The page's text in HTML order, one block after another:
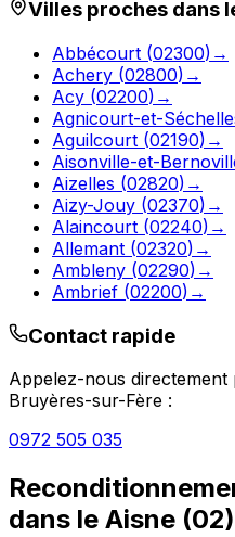
Villes proches dans
Abbécourt (02300) →
Achery (02800) →
Acy (02200) →
Agnicourt-et-
Aguilcourt (02190) →
Aisonville-et-
Aizelles (02820) →
Aizy-Jouy (02370) →
Alaincourt (02240) →
Allemant (02320) →
Ambleny (02290) →
Ambrief (02200) →
Contact rapide
Appelez-nous
Bruyères-sur-Fère :
0972 505 035
dans le Aisne (02)